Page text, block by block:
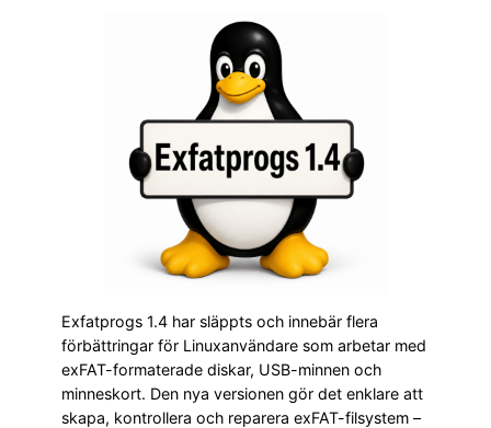
Exfatprogs 1.4 har släppts och innebär flera
förbättringar för Linuxanvändare som arbetar med
exFAT-formaterade diskar, USB-minnen och
minneskort. Den nya versionen gör det enklare att
skapa, kontrollera och reparera exFAT-filsystem –